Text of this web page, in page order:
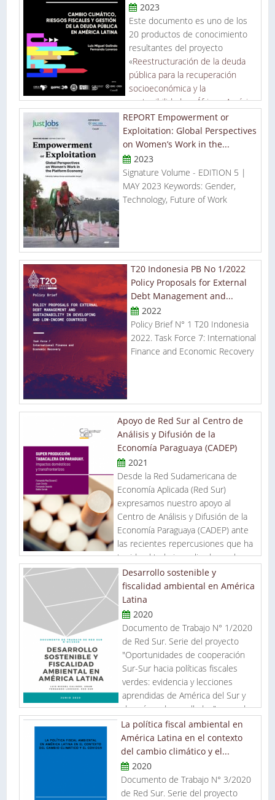
2023
Este documento es uno de los
20 productos de conocimiento
resultantes del proyecto
«Reestructuración de la deuda
pública para la recuperación
socioeconómica y la
sostenibilidad en África y América
Latina», un proyecto de investigación con apoyo de IDRC de
Canadá de abordaje integral con soluciones prácticas para el
panorama pospandémico.
REPORT Empowerment or
Exploitation: Global Perspectives
on Women’s Work in the...
2023
Signature Volume - EDITION 5 |
MAY 2023 Keywords: Gender,
Technology, Future of Work
T20 Indonesia PB No 1/2022
Policy Proposals for External
Debt Management and...
2022
Policy Brief N° 1 T20 Indonesia
2022. Task Force 7: International
Finance and Economic Recovery
Apoyo de Red Sur al Centro de
Análisis y Difusión de la
Economía Paraguaya (CADEP)
2021
Desde la Red Sudamericana de
Economía Aplicada (Red Sur)
expresamos nuestro apoyo al
Centro de Análisis y Difusión de la
Economía Paraguaya (CADEP) ante
las recientes repercusiones que ha
tenido el trabajo realizado por la
institución sobre la producción y consumo de tabaco en el
Paraguay, con el apoyo técnico del Institute for Health
Research and Policy de la Universidad de Illinois Chicago
(UIC).
Desarrollo sostenible y
fiscalidad ambiental en América
Latina
2020
Documento de Trabajo N° 1/2020
de Red Sur. Serie del proyecto
"Oportunidades de cooperación
Sur-Sur hacia políticas fiscales
verdes: evidencia y lecciones
aprendidas de América del Sur y
de países desarrollados" apoyado
por el Fondo Fiduciario Pérez-Guerrero de Naciones Unidas
(PGTF-G77).
La política fiscal ambiental en
América Latina en el contexto
del cambio climático y el...
2020
Documento de Trabajo N° 3/2020
de Red Sur. Serie del proyecto